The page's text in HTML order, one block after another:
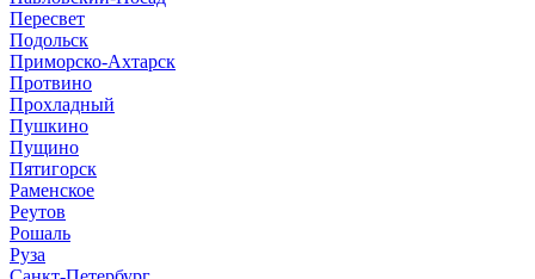
Пересвет
Подольск
Приморско-Ахтарск
Протвино
Прохладный
Пушкино
Пущино
Пятигорск
Раменское
Реутов
Рошаль
Руза